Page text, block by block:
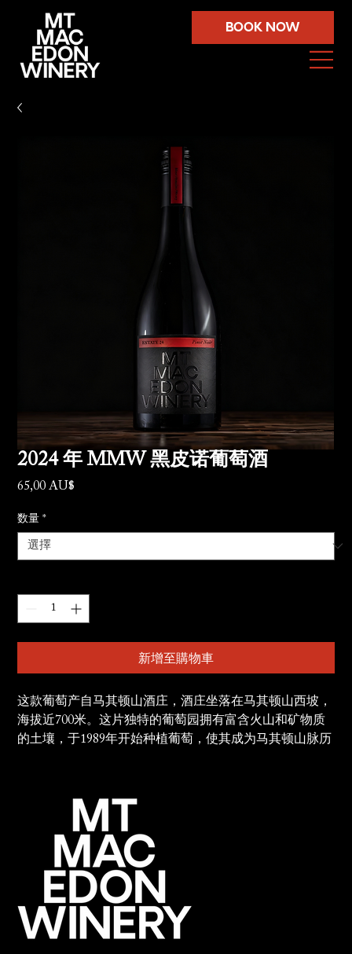
BOOK NOW
2024 年 MMW 黑皮诺葡萄酒
65,00 AU$
数量 *
新增至購物車
这款葡萄产自马其顿山酒庄，酒庄坐落在马其顿山西坡，
海拔近700米。这片独特的葡萄园拥有富含火山和矿物质
的土壤，于1989年开始种植葡萄，使其成为马其顿山脉历
这款黑皮诺葡萄酒定能吸引您的目光，展现出非凡的优
雅、力量与精致。浓郁的李子和樱桃香气在口中完美绽
放，余味悠长，层次丰富。
我们的黑皮诺葡萄酒真实地展现了高海拔和凉爽气候葡萄
酒的特色。